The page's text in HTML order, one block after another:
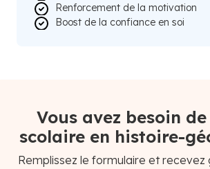
Renforcement de la motivation
Boost de la confiance en soi
Vous avez besoin
scolaire en histoire-
Remplissez le formulaire et